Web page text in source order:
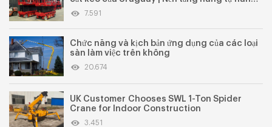
mini SWGTJZ0608X ứng dụng trong ngành
điện
7.591
Chức năng và kịch bản ứng dụng của các loại
sàn làm việc trên không
20.674
UK Customer Chooses SWL 1-Ton Spider
Crane for Indoor Construction
3.451